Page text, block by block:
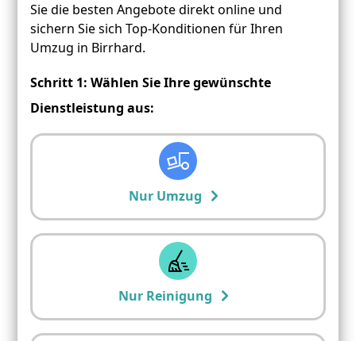
Sie die besten Angebote direkt online und
sichern Sie sich Top-Konditionen für Ihren
Umzug in Birrhard.
Schritt 1: Wählen Sie Ihre gewünschte
Dienstleistung aus:
Nur Umzug
Nur Reinigung